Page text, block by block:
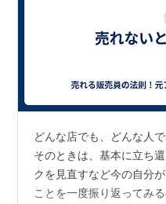
どんな店でも、どんな人
そのときは、基本に立ち
クを見直すなど今の自分
ことを一度振り返ってみ